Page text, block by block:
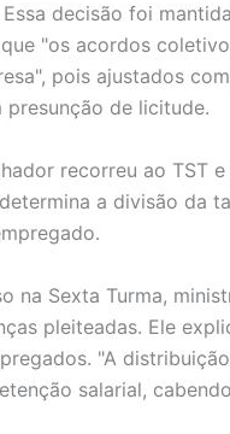
decisão foi
"os acordos
pois ajustados
de licitude.
recorreu ao TST
a divisão da
na Sexta Turma,
pleiteadas. Ele
"A
salarial,